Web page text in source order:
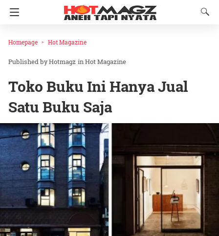
Homepage Hot Magazine
Hotmagz inHot Magazine
Toko Buku Ini Hanya Jual
Satu Buku Saja